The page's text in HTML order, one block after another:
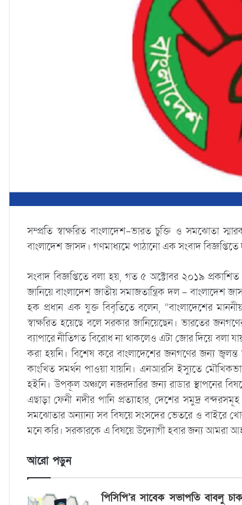
সম্প্রতি স্বাক্ষরিত বাংলাদেশ-ভারত চুক্তি ও সমঝোতা
বাংলাদেশ জাসদ। গণমাধ্যমে পাঠানো এক সংবাদ বিজ্ঞপ্তিতে
সংবাদ বিজ্ঞপ্তিতে বলা হয়, গত ৫ অক্টোবর ২০১৯ প্রকাশিত
জানিয়ে বাংলাদেশ জাতীয় সমাজতান্ত্রিক দল –
হক প্রধান এক যুক্ত বিবৃতিতে বলেন, “বাংলাদেশের
স্বাক্ষরিত হয়েছে বলে সরকার জানিয়েছেন। ভারতের
ব্যাপারে নীতিগত বিরোধ না থাকলেও এটা জোর দিয়ে বলা
করা হয়নি। বিশেষ করে বাংলাদেশের জনগণের জন্য জ্বলন্ত
কাংখিত সমর্থন পাওয়া যায়নি। এনআরসি ইস্যুতে
হইনি। উপকূল অঞ্চলে নজরদারির জন্য রাডার স্থাপনের
এছাড়া ফেনী নদীর পানি প্রত্যাহার, দেশের সমুদ্র
সমঝোতার অন্যান্য সব বিষয়ে সংসদের ভেতরে ও বাইরে
মনে করি। সরকারকে এ বিষয়ে উদ্যোগী হবার জন্য আমরা
আরো পড়ুন
পিসিপি’র সাবেক সভাপতি বাবলু